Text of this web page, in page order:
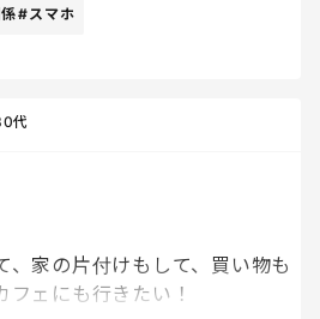
い！
けた面白い動画を見せる。
る。
わない。
にいるんだから不思議なんだ
#スマホ
代
、家の片付けもして、買い物も
ェにも行きたい！